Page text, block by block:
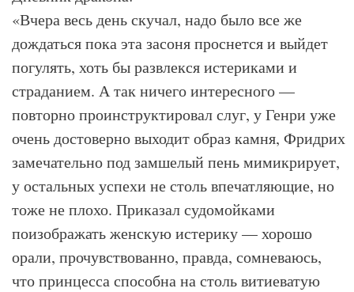
«Вчера весь день скучал, надо было все же
дождаться пока эта засоня проснется и выйдет
погулять, хоть бы развлекся истериками и
страданием. А так ничего интересного —
повторно проинструктировал слуг, у Генри уже
очень достоверно выходит образ камня, Фридрих
замечательно под замшелый пень мимикрирует,
у остальных успехи не столь впечатляющие, но
тоже не плохо. Приказал судомойками
поизображать женскую истерику — хорошо
орали, прочувствованно, правда, сомневаюсь,
что принцесса способна на столь витиеватую